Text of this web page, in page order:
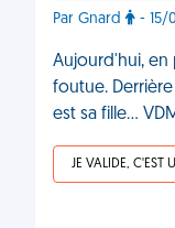
Par Gnard - 15/
Aujourd'hui, en
foutue.
est sa fille...
JE VALIDE, C'EST